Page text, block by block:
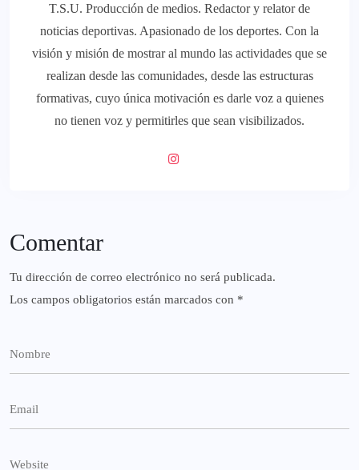
T.S.U. Producción de medios. Redactor y relator de
noticias deportivas. Apasionado de los deportes. Con la
visión y misión de mostrar al mundo las actividades que se
realizan desde las comunidades, desde las estructuras
formativas, cuyo única motivación es darle voz a quienes
no tienen voz y permitirles que sean visibilizados.
Comentar
Tu dirección de correo electrónico no será publicada.
Los campos obligatorios están marcados con *